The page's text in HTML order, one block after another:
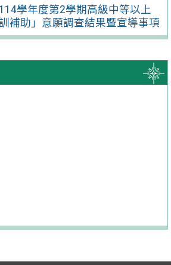
學年度第2學期高級中等以上
補助」意願調查結果暨宣導事項